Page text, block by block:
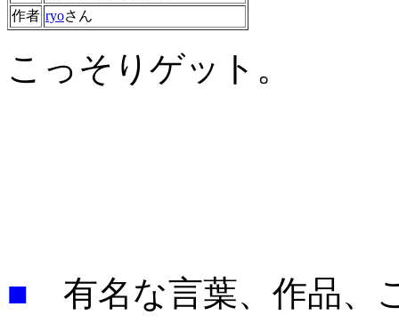
作者 ryoさん
こっそりゲット。
■ 有名な言葉、作品、